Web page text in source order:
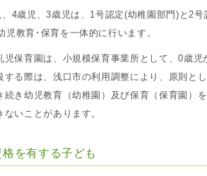
、4歳児、3歳児は、1号認定(幼稚園部門)と2
児教育･保育を一体的に行います。
児保育園は、小規模保育事業所として、0歳
する際は、浅口市の利用調整により、原則と
続き幼児教育（幼稚園）及び保育（保育園）
ないことがあります。
格を有する子ども